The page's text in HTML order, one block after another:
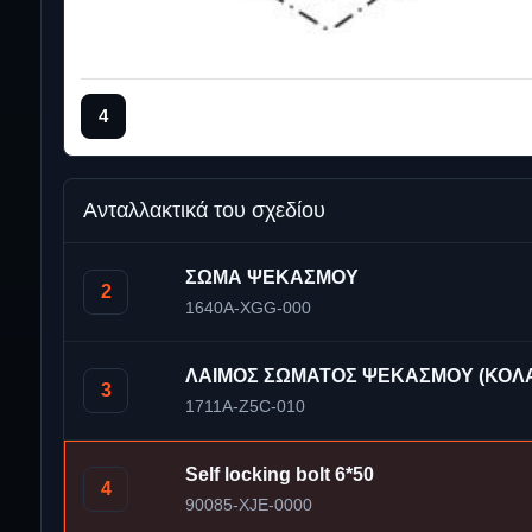
4
Ανταλλακτικά του σχεδίου
2
ΣΩΜΑ ΨΕΚΑΣΜΟΥ
1640A-XGG-000
3
ΛΑΙΜΟΣ ΣΩΜΑΤΟΣ ΨΕΚΑΣΜΟΥ
1711A-Z5C-010
4
Self locking bolt 6*50
90085-XJE-0000